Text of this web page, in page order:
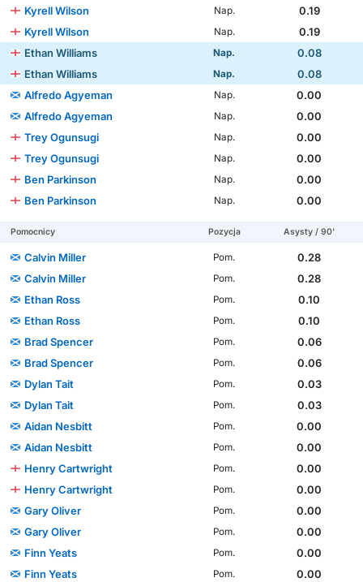
Kyrell Wilson
Nap.
0.19
Kyrell Wilson
Nap.
0.19
Ethan Williams
Nap.
0.08
Ethan Williams
Nap.
0.08
Alfredo Agyeman
Nap.
0.00
Alfredo Agyeman
Nap.
0.00
Trey Ogunsugi
Nap.
0.00
Trey Ogunsugi
Nap.
0.00
Ben Parkinson
Nap.
0.00
Ben Parkinson
Nap. 0.00
Pomocnicy Pozycja Asysty / 90'
Calvin Miller Pom.
0.28
Calvin Miller
Pom.
0.28
Ethan Ross
Pom.
0.10
Ethan Ross
Pom.
0.10
Brad Spencer
Pom.
0.06
Brad Spencer
Pom.
0.06
Dylan Tait
Pom.
0.03
Dylan Tait
Pom.
0.03
Aidan Nesbitt
Pom.
0.00
Aidan Nesbitt
Pom.
0.00
Henry Cartwright
Pom.
0.00
Henry Cartwright
Pom.
0.00
Gary Oliver
Pom.
0.00
Gary Oliver
Pom.
0.00
Finn Yeats
Pom.
0.00
Finn Yeats
Pom. 0.00